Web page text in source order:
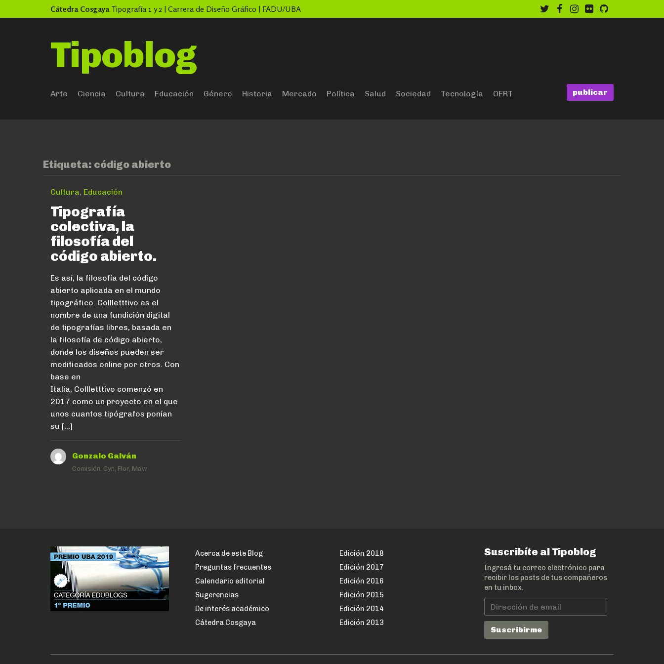
Skip
to
Cátedra CosgayaTipografía 1 y 2 | Carrera de Diseño Gráfico | FADU/UBA
twitterfacebookinstagram
flickr
Tipoblog
Arte Ciencia Cultura Educación Género Historia Mercado Política Salud Sociedad Tecnología OERT publicar
Etiqueta: código abierto
Cultura, Educación
Tipografía
colectiva, la
filosofía del
código abierto.
Es así, la filosofía del código
abierto aplicada en el mundo
tipográfico. Collletttivo es el
nombre de una fundición digital
de tipografías libres, basada en
la filosofía de código abierto,
donde los diseños pueden ser
modificados online por otros. Con
base en
Italia, Collletttivo comenzó en
2017 como un proyecto en el que
unos cuantos tipógrafos ponían
su […]
Gonzalo Galván
Comisión: Cyn, Flor, Maw
Acerca de este Blog
Preguntas frecuentes
Calendario editorial
Sugerencias
De interés académico
Cátedra Cosgaya
Edición 2018
Edición 2017
Edición 2016
Edición 2015
Edición 2014
Edición 2013
Suscribíte al Tipoblog
Ingresá tu correo electrónico para
recibir los posts de tus compañeros
en tu inbox.
Dirección
de
email
Suscribirme